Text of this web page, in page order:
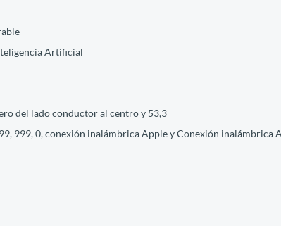
Artificial
del lado conductor al centro y 53,3
999, 0, conexión inalámbrica Apple y Conexión inalámbrica